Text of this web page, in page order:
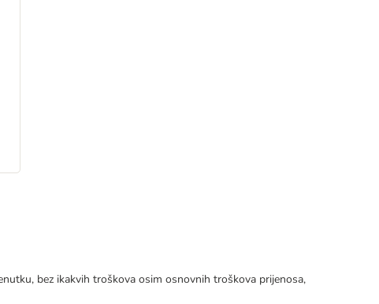
bez ikakvih troškova osim osnovnih troškova prijenosa,